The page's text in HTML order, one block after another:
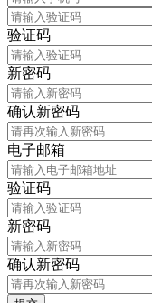
验证码
新密码
确认新密码
电子邮箱
验证码
新密码
确认新密码